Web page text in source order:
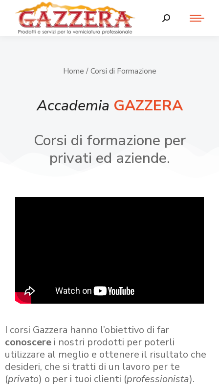
Home / Corsi di Formazione
Accademia GAZZERA
Corsi di formazione per
privati ed aziende.
I corsi Gazzera hanno l’obiettivo di far
conoscere i nostri prodotti per poterli
utilizzare al meglio e ottenere il risultato che
desideri, che si tratti di un lavoro per te
(privato) o per i tuoi clienti (professionista).